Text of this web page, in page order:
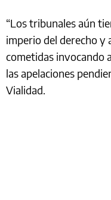
“Los tribunales aún
imperio del derecho y
cometidas invocando
las apelaciones
Vialidad.